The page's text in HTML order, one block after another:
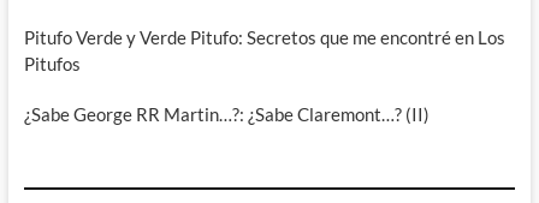
Pitufo Verde y Verde Pitufo: Secretos que me encontré en Los
Pitufos
¿Sabe George RR Martin…?: ¿Sabe Claremont…? (II)